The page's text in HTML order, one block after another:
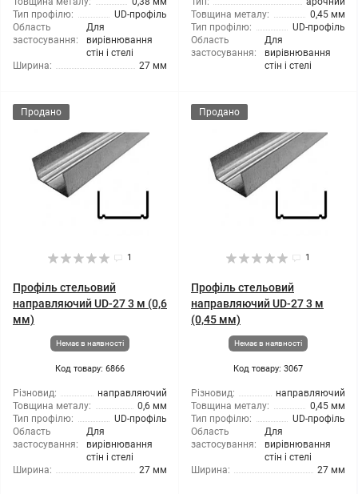
Тип профілю:
UD-профіль
Область
застосування:
Для
вирівнювання
стін і стелі
Ширина:
27 мм
Товщина металу:
0,45 мм
Тип профілю:
UD-профіль
Область
застосування:
Для
вирівнювання
стін і стелі
Продано
1
Профіль стельовий
направляючий UD-27 3 м (0,6
мм)
Немає в наявності
Код товару: 6866
Різновид:
направляючий
Товщина металу:
0,6 мм
Тип профілю:
UD-профіль
Область
застосування:
Для
вирівнювання
стін і стелі
Ширина:
27 мм
Продано
1
Профіль стельовий
направляючий UD-27 3 м
(0,45 мм)
Немає в наявності
Код товару: 3067
Різновид:
направляючий
Товщина металу:
0,45 мм
Тип профілю:
UD-профіль
Область
застосування:
Для
вирівнювання
стін і стелі
Ширина:
27 мм